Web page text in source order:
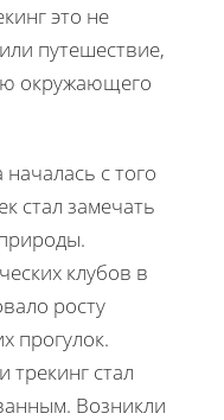
это не
путешествие,
окружающего
с того
стал замечать
клубов в
росту
прогулок.
трекинг стал
Возникли